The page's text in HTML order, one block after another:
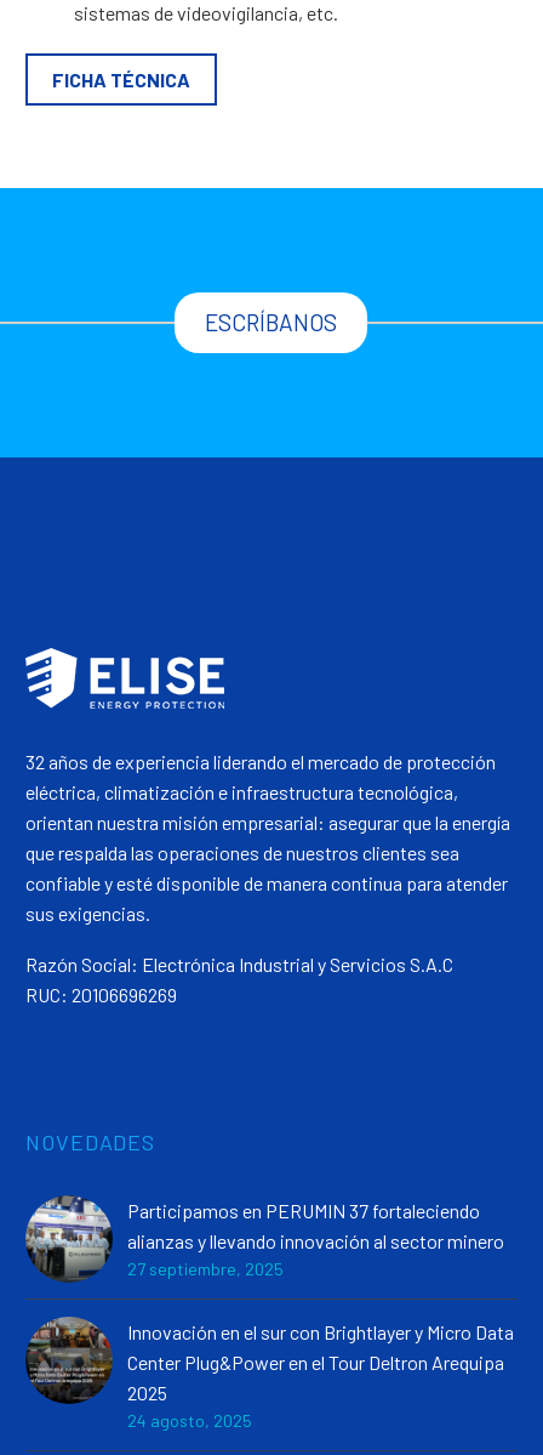
sistemas de videovigilancia, etc.
FICHA TÉCNICA
ESCRÍBANOS
32 años de experiencia liderando el mercado de protección
eléctrica, climatización e infraestructura tecnológica,
orientan nuestra misión empresarial: asegurar que la energía
que respalda las operaciones de nuestros clientes sea
confiable y esté disponible de manera continua para atender
sus exigencias.
Razón Social: Electrónica Industrial y Servicios S.A.C
RUC: 20106696269
NOVEDADES
Participamos en PERUMIN 37 fortaleciendo
alianzas y llevando innovación al sector minero
27 septiembre, 2025
Innovación en el sur con Brightlayer y Micro Data
Center Plug&Power en el Tour Deltron Arequipa
2025
24 agosto, 2025